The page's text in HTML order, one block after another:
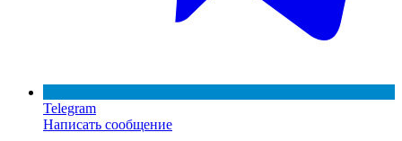
Telegram
Написать сообщение